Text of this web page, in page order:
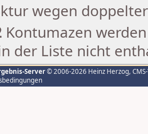
wegen
Kontumazen
der Liste nicht
Server© 2006-2026 Heinz Herzog,